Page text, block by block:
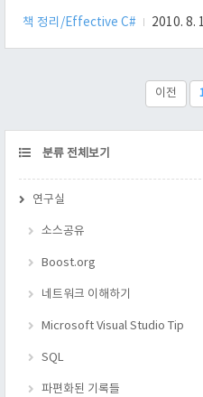
http://loveev.tistory.com/15 -
서적 Effective C# 내용 닷넷 런
그라고 불린다. 로그를 남기는
책 정리/Effective C# 2010. 8.
이전
CATEGORY
분류 전체보기
연구실
소스공유
Boost.org
네트워크 이해하기
Microsoft Visual Studio Tip
SQL
파편화된 기록들